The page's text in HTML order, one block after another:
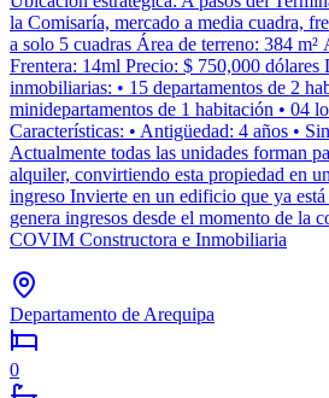
la Comisaría, mercado a media cuadra,
a solo 5 cuadras Área de terreno: 384 m²
Frentera: 14ml Precio: $ 750,000
inmobiliarias: • 15 departamentos de 2
minidepartamentos de 1 habitación • 04
Características: • Antigüedad: 4 años •
Actualmente todas las unidades forman
alquiler, convirtiendo esta propiedad en
ingreso Invierte en un edificio que ya
genera ingresos desde el momento de la
COVIM Constructora e Inmobiliaria
Departamento de Arequipa
0